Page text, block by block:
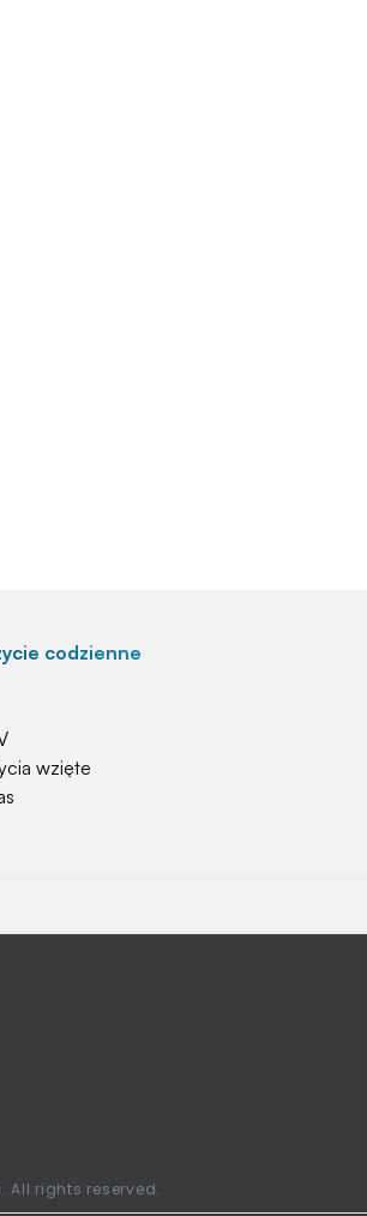
codzienne
wzięte
czytane
stacje telewizyjne w
All rights reserved.